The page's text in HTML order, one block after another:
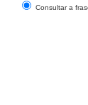
Consultar a